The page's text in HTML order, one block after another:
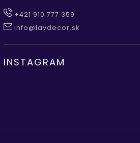
+421 910 777 359
info@lavdecor.sk
INSTAGRAM